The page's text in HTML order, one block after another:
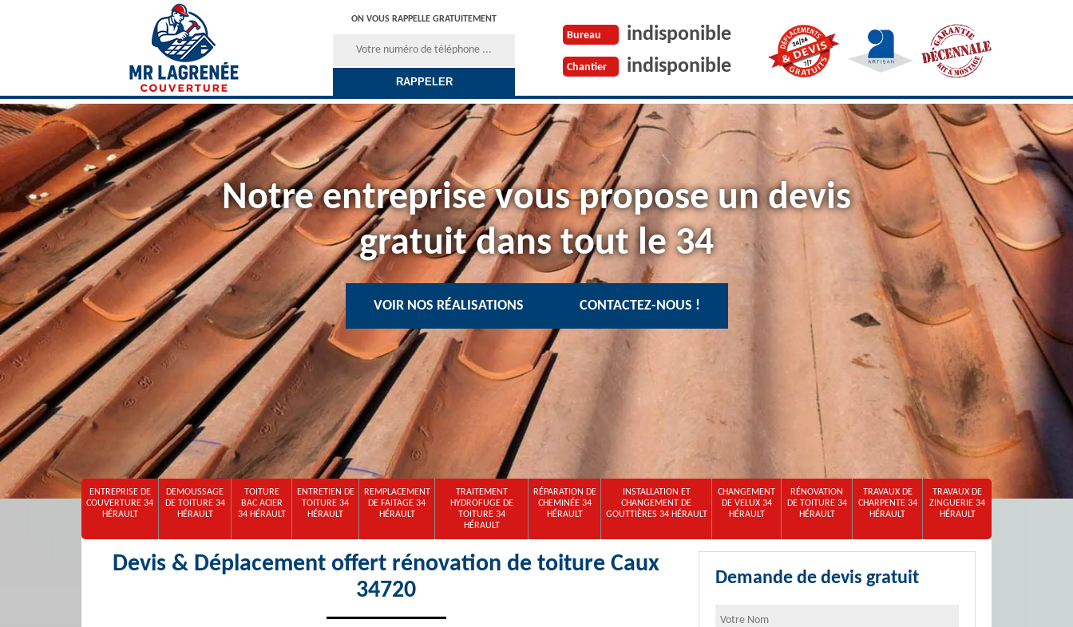
ON VOUS RAPPELLE GRATUITEMENT
Bureau indisponible
Chantier indisponible
Notre entreprise vous propose un devis
gratuit dans tout le 34
VOIR NOS RÉALISATIONS CONTACTEZ-NOUS !
ENTREPRISE DE
COUVERTURE 34
HÉRAULT
DEMOUSSAGE
DE TOITURE 34
HÉRAULT
TOITURE
BAC ACIER
34 HÉRAULT
ENTRETIEN DE
TOITURE 34
HÉRAULT
REMPLACEMENT
DE FAITAGE 34
HÉRAULT
TRAITEMENT
HYDROFUGE DE
TOITURE 34
HÉRAULT
RÉPARATION DE
CHEMINÉE 34
HÉRAULT
INSTALLATION ET
CHANGEMENT DE
GOUTTIÈRES 34 HÉRAULT
CHANGEMENT
DE VELUX 34
HÉRAULT
RÉNOVATION
DE TOITURE 34
HÉRAULT
TRAVAUX DE
CHARPENTE 34
HÉRAULT
TRAVAUX DE
ZINGUERIE 34
HÉRAULT
Devis & Déplacement offert rénovation de toiture Caux
34720
Demande de devis gratuit